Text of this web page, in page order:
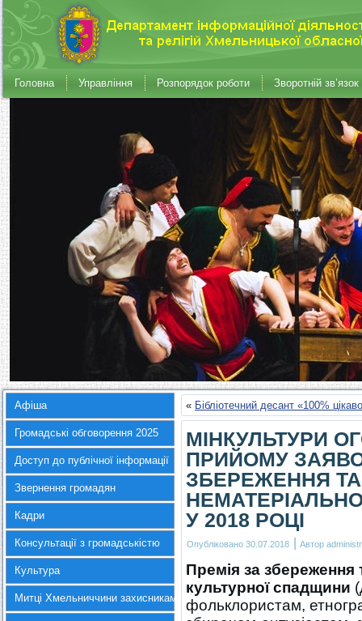
Головна Управління Розпорядок роботи Зворотній зв’язок
Афіша
Громадські обговорення 2025
Доступ до публічної інформації
Звернення громадян
Кадри
Консультації з громадськістю
Культура
Митці Хмельниччини захисникам України
« Бібліотечний десант «100%
МІНКУЛЬТУРИ
ПРИЙОМУ
ЗБЕРЕЖЕННЯ
У 2018 РОЦІ
Опубліковано 30.07.2018 | Автор
Премія за збереження
культурної спадщини
фольклористам,